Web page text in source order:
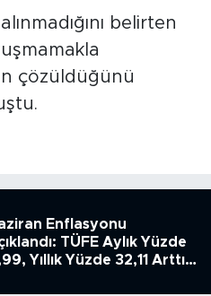
belirten
çözüldüğünü
Enflasyonu
TÜFE Aylık Yüzde
Yıllık Yüzde 32,11 Arttı,